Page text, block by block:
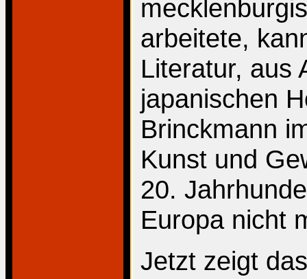
arbeitete,
Literatur, aus
japanischen
Brinckmann
Kunst und
20.
Europa nicht
Jetzt zeigt